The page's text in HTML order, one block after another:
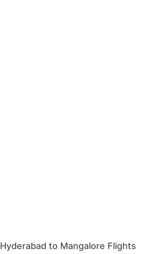
Hyderabad to Mangalore Flights